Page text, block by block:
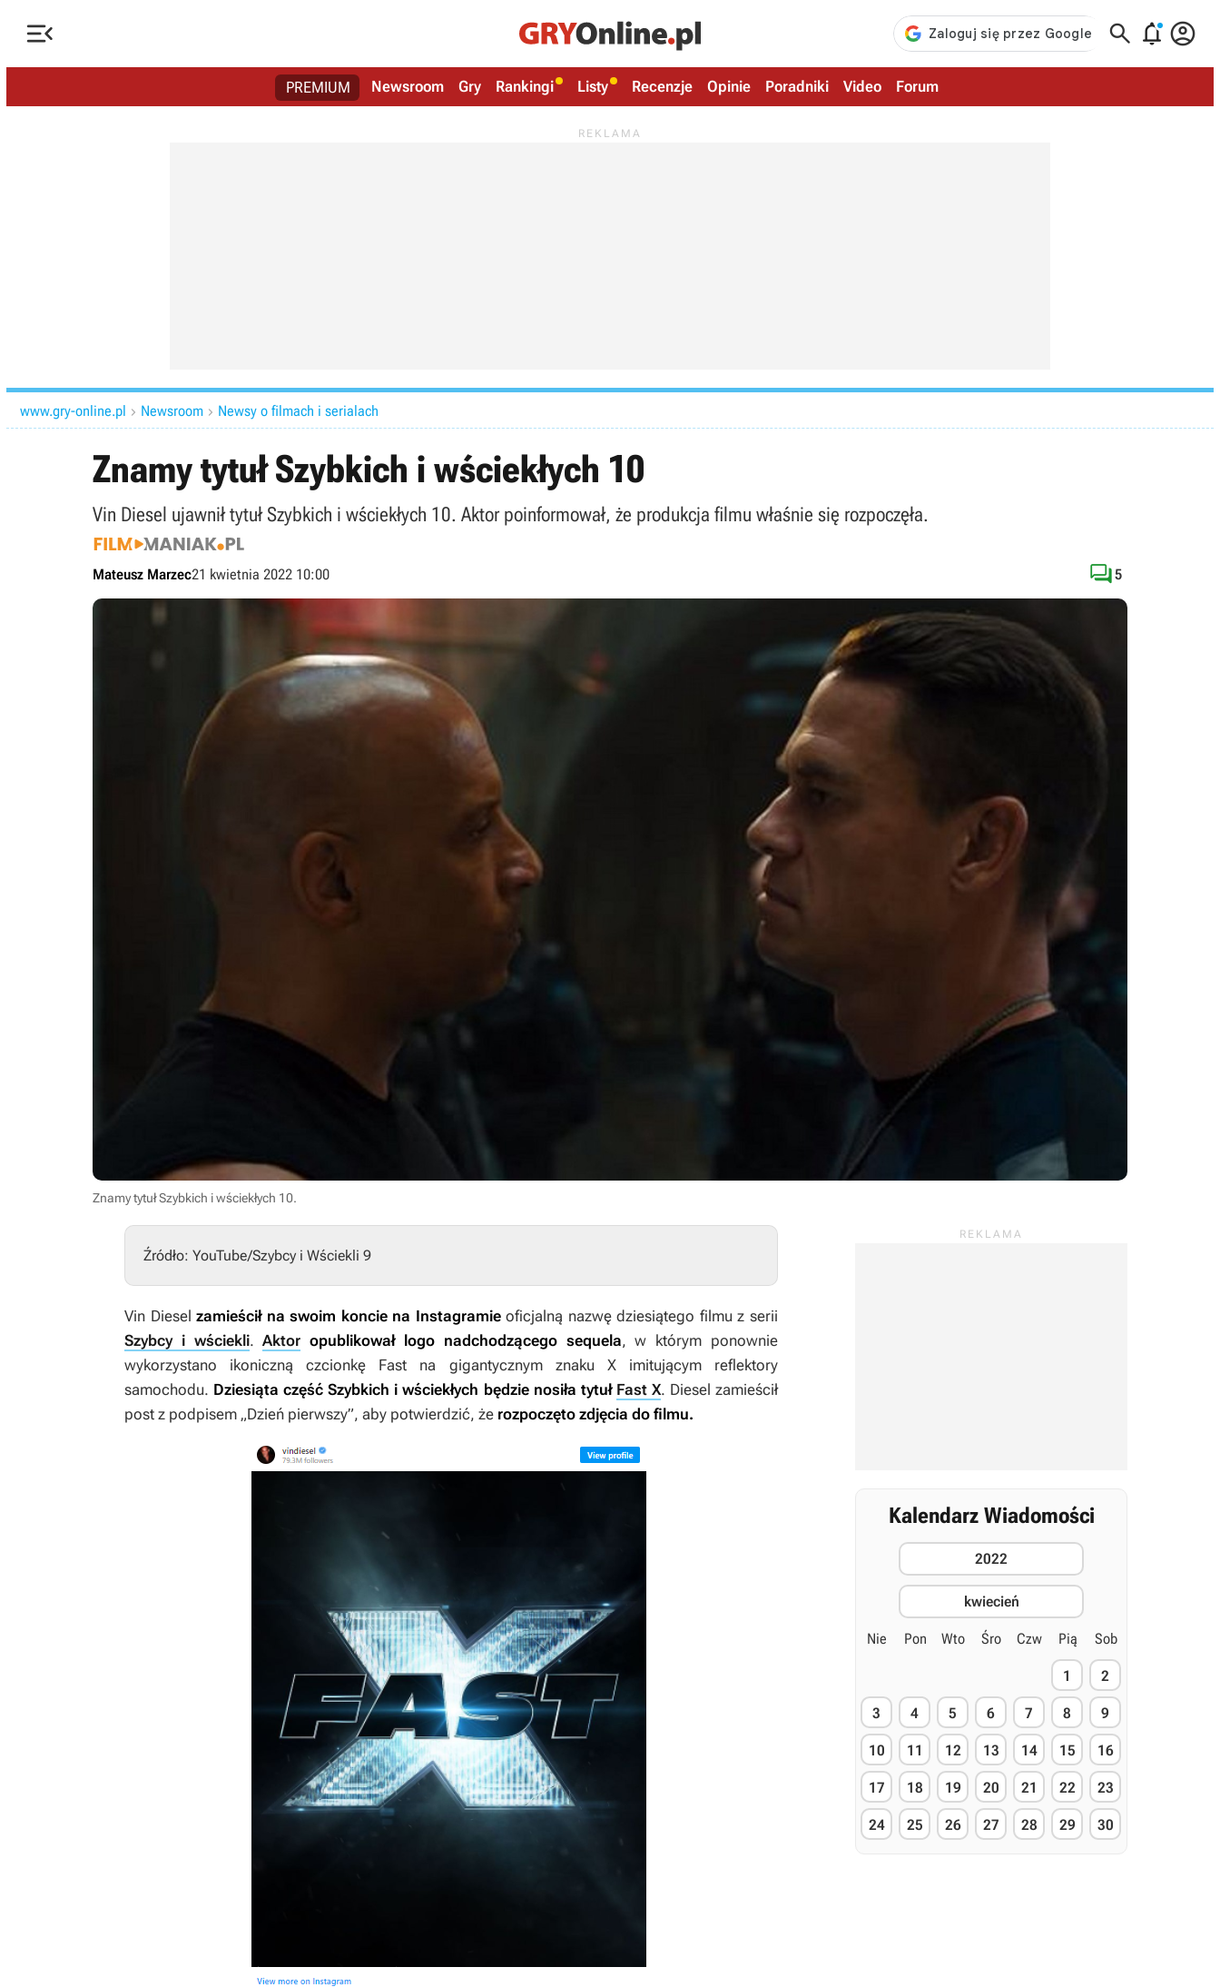
   
PREMIUM Newsroom Gry Rankingi Listy Recenzje Opinie Poradniki Video Forum
www.gry-online.pl  Newsroom  Newsy o filmach i serialach
Znamy tytuł Szybkich i wściekłych 10
Vin Diesel ujawnił tytuł Szybkich i wściekłych 10. Aktor poinformował, że produkcja filmu właśnie się rozpoczęła.
Mateusz Marzec21 kwietnia 2022 10:00 5
Znamy tytuł Szybkich i wściekłych 10.
Źródło: YouTube/Szybcy i Wściekli 9
Vin Dieselzamieścił na swoim koncie na Instagramieoficjalną nazwę dziesiątego filmu z serii
Szybcy i wściekli.Aktor opublikował logo nadchodzącego sequela, w którym ponownie
wykorzystano ikoniczną czcionkę Fast na gigantycznym znaku X imitującym reflektory
samochodu. Dziesiąta część Szybkich i wściekłych będzie nosiła tytuł Fast X. Diesel zamieścił
post z podpisem „Dzień pierwszy”, aby potwierdzić, że rozpoczęto zdjęcia do filmu.
Kalendarz Wiadomości
2022
kwiecień
Nie Pon Wto Śro Czw Pią Sob
1 2
3 4 5 6 7 8 9
10 11 12 13 14 15 16
17 18 19 20 21 22 23
24 25 26 27 28 29 30